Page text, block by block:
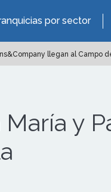
por sector
llegan al Campo
María y